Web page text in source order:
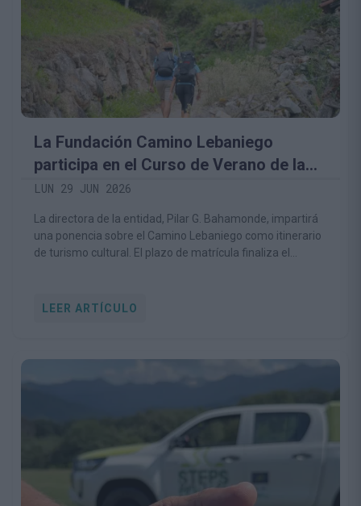
La Fundación Camino Lebaniego
participa en el Curso de Verano de la
UC sobre patrimonio cultural y turismo
LUN 29 JUN 2026
La directora de la entidad, Pilar G. Bahamonde, impartirá
una ponencia sobre el Camino Lebaniego como itinerario
de turismo cultural. El plazo de matrícula finaliza el
LEER ARTÍCULO